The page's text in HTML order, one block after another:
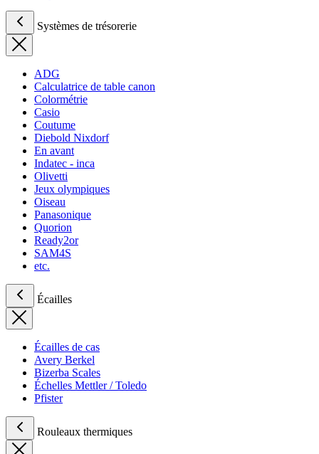
Systèmes de trésorerie
ADG
Calculatrice de table canon
Colormétrie
Casio
Coutume
Diebold Nixdorf
En avant
Indatec - inca
Olivetti
Jeux olympiques
Oiseau
Panasonique
Quorion
Ready2or
SAM4S
etc.
Écailles
Écailles de cas
Avery Berkel
Bizerba Scales
Échelles Mettler / Toledo
Pfister
Rouleaux thermiques